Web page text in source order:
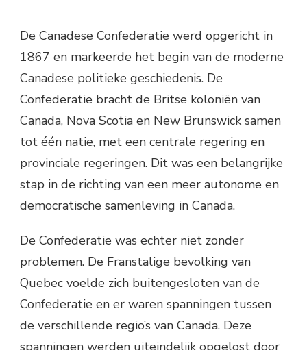
De Canadese Confederatie werd opgericht in
1867 en markeerde het begin van de moderne
Canadese politieke geschiedenis. De
Confederatie bracht de Britse koloniën van
Canada, Nova Scotia en New Brunswick samen
tot één natie, met een centrale regering en
provinciale regeringen. Dit was een belangrijke
stap in de richting van een meer autonome en
democratische samenleving in Canada.
De Confederatie was echter niet zonder
problemen. De Franstalige bevolking van
Quebec voelde zich buitengesloten van de
Confederatie en er waren spanningen tussen
de verschillende regio’s van Canada. Deze
spanningen werden uiteindelijk opgelost door